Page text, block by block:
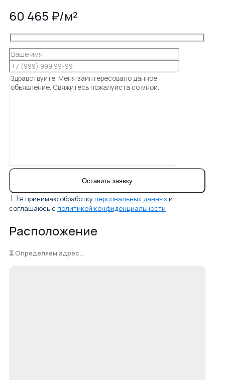
60 465 ₽/м²
Я принимаю обработкуперсональных данных и
соглашаюсь с политикой конфиденциальности
Расположение
⏳ Определяем адрес...